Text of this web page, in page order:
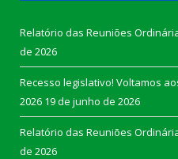
Relatório das Reuniões
de 2026
Recesso legislativo! Voltamos
2026 19 de junho de 2026
Relatório das Reuniões
de 2026